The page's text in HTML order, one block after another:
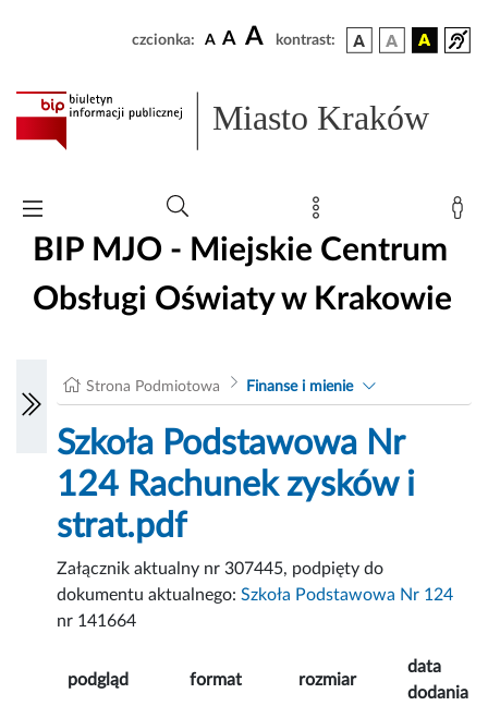
czcionka: A A A kontrast:
Miasto Kraków
BIP MJO - Miejskie Centrum
Obsługi Oświaty w Krakowie
Strona Podmiotowa Finanse i mienie
Szkoła Podstawowa Nr
124 Rachunek zysków i
strat.pdf
Załącznik aktualny nr 307445, podpięty do
dokumentu aktualnego:Szkoła Podstawowa Nr 124
nr 141664
podgląd format rozmiar
data
dodania